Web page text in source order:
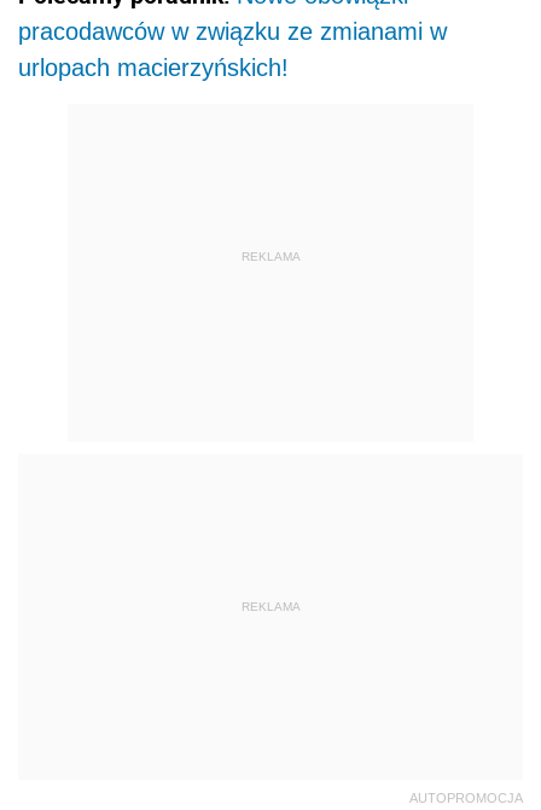
pracodawców w związku ze zmianami w
urlopach macierzyńskich!
REKLAMA
REKLAMA
AUTOPROMOCJA